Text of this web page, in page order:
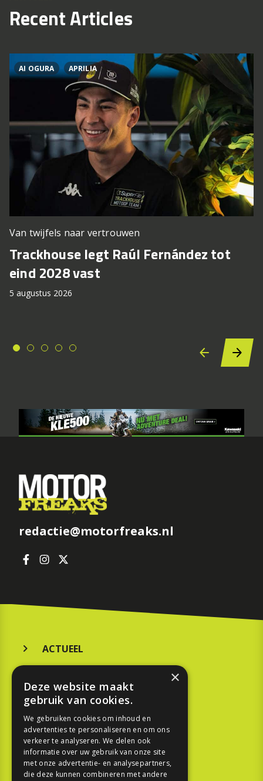
Recent Articles
AI OGURA APRILIA
Van twijfels naar vertrouwen
Trackhouse legt Raúl Fernández tot
eind 2028 vast
5 augustus 2026
redactie@motorfreaks.nl
ACTUEEL
KOOPGIDS
TESTEN
SPORT
REPORTAGE
×
Deze website maakt
gebruik van cookies.
We gebruiken cookies om inhoud en
advertenties te personaliseren en om ons
verkeer te analyseren. We delen ook
informatie over uw gebruik van onze site
met onze advertentie- en analysepartners,
die deze kunnen combineren met andere